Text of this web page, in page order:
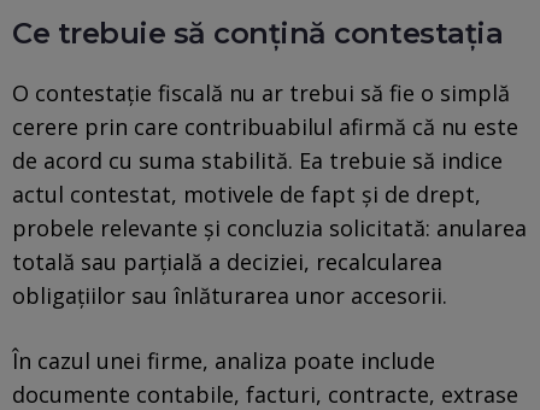
Ce trebuie să conțină contestația
O contestație fiscală nu ar trebui să fie o simplă
cerere prin care contribuabilul afirmă că nu este
de acord cu suma stabilită. Ea trebuie să indice
actul contestat, motivele de fapt și de drept,
probele relevante și concluzia solicitată: anularea
totală sau parțială a deciziei, recalcularea
obligațiilor sau înlăturarea unor accesorii.
În cazul unei firme, analiza poate include
documente contabile, facturi, contracte, extrase